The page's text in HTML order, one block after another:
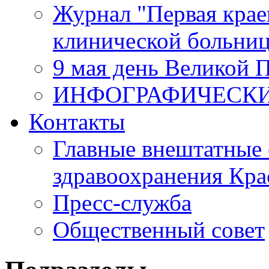
Журнал "Первая
клинической
9 мая день Великой
Контакты
Главные внештатные
здравоохранения
Пресс-служба
Общественный совет